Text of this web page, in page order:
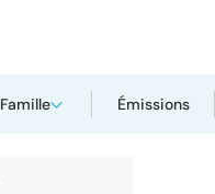
Famille Émissions